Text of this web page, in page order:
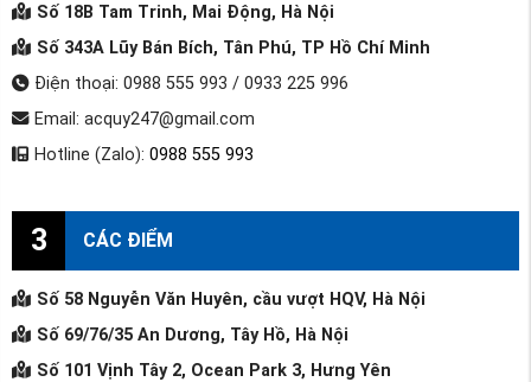
Số 18B Tam Trinh, Mai Động, Hà Nội
Số 343A Lũy Bán Bích, Tân Phú, TP Hồ Chí Minh
Điện thoại: 0988 555 993 / 0933 225 996
Email: acquy247@gmail.com
Hotline (Zalo): 0988 555 993
3 CÁC ĐIỂM
Số 58 Nguyễn Văn Huyên, cầu vượt HQV, Hà Nội
Số 69/76/35 An Dương, Tây Hồ, Hà Nội
Số 101 Vịnh Tây 2, Ocean Park 3, Hưng Yên